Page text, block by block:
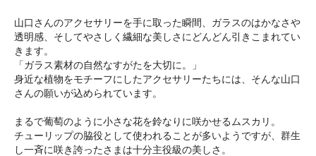
山口さんのアクセサリーを手に取った瞬間、ガラスのはかなさや
透明感、そしてやさしく繊細な美しさにどんどん引きこまれてい
きます。
「ガラス素材の自然なすがたを大切に。」
身近な植物をモチーフにしたアクセサリーたちには、そんな山口
さんの願いが込められています。
まるで葡萄のように小さな花を鈴なりに咲かせるムスカリ。
チューリップの脇役として使われることが多いようですが、群生
し一斉に咲き誇ったさまは十分主役級の美しさ。